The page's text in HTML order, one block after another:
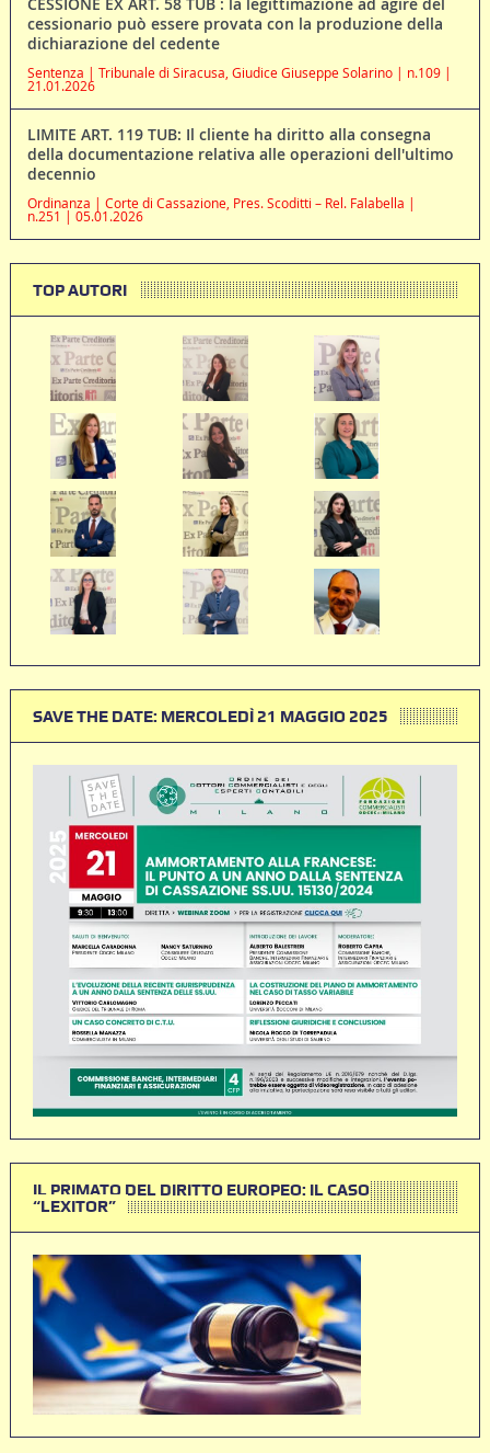
cessionario può essere provata con la produzione della
dichiarazione del cedente
Sentenza | Tribunale di Siracusa, Giudice Giuseppe Solarino | n.109 |
21.01.2026
LIMITE ART. 119 TUB: Il cliente ha diritto alla consegna
della documentazione relativa alle operazioni dell'ultimo
decennio
Ordinanza | Corte di Cassazione, Pres. Scoditti – Rel. Falabella |
n.251 | 05.01.2026
TOP AUTORI
SAVE THE DATE: MERCOLEDÌ 21 MAGGIO 2025
IL PRIMATO DEL DIRITTO EUROPEO: IL CASO
“LEXITOR”